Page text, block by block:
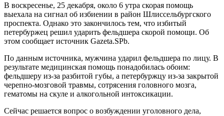
В воскресенье, 25 декабря, около 6 утра скорая помощь
выехала на сигнал об избиении в район Шлиссельбургского
проспекта. Однако это закончилось тем, что избитый
петербуржец решил ударить фельдшера скорой помощи. Об
этом сообщает источник Gazeta.SPb.
По данным источника, мужчина ударил фельдшера по лицу. В
результате медицинская помощь понадобилась обоим:
фельдшеру из-за разбитой губы, а петербуржцу из-за закрытой
черепно-мозговой травмы, сотрясения головного мозга,
гематомы на скуле и алкогольной интоксикации.
Сейчас решается вопрос о возбуждении уголовного дела,